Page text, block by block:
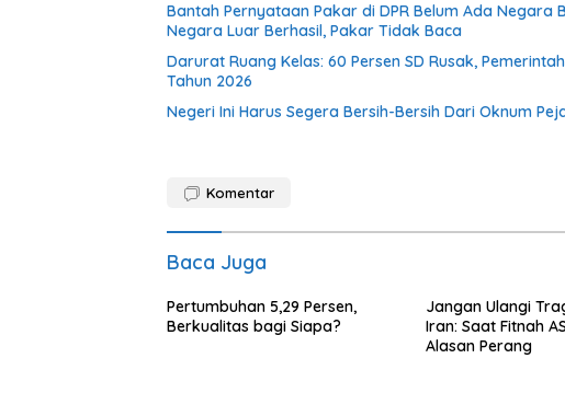
Bantah Pernyataan Pakar di DPR Belum Ada Negara
Negara Luar Berhasil, Pakar Tidak Baca
Darurat Ruang Kelas: 60 Persen SD Rusak,
Tahun 2026
Negeri Ini Harus Segera Bersih-Bersih Dari Oknum
Komentar
Baca Juga
Pertumbuhan 5,29 Persen,
Berkualitas bagi Siapa?
Jangan Ulangi
Iran: Saat Fitnah
Alasan Perang